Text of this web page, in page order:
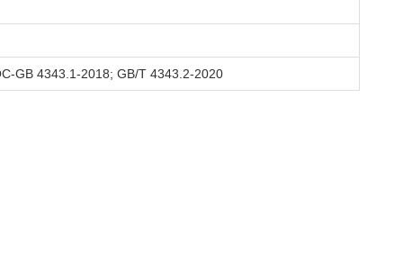
GB 4343.1-2018; GB/T 4343.2-2020